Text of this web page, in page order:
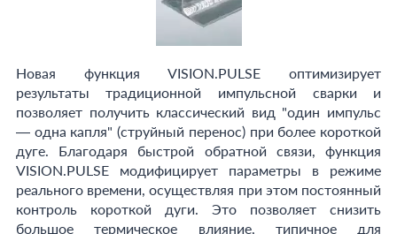
Новая функция VISION.PULSE оптимизирует
результаты традиционной импульсной сварки и
позволяет получить классический вид "один импульс
— одна капля" (струйный перенос) при более короткой
дуге. Благодаря быстрой обратной связи, функция
VISION.PULSE модифицирует параметры в режиме
реального времени, осуществляя при этом постоянный
контроль короткой дуги. Это позволяет снизить
большое термическое влияние, типичное для